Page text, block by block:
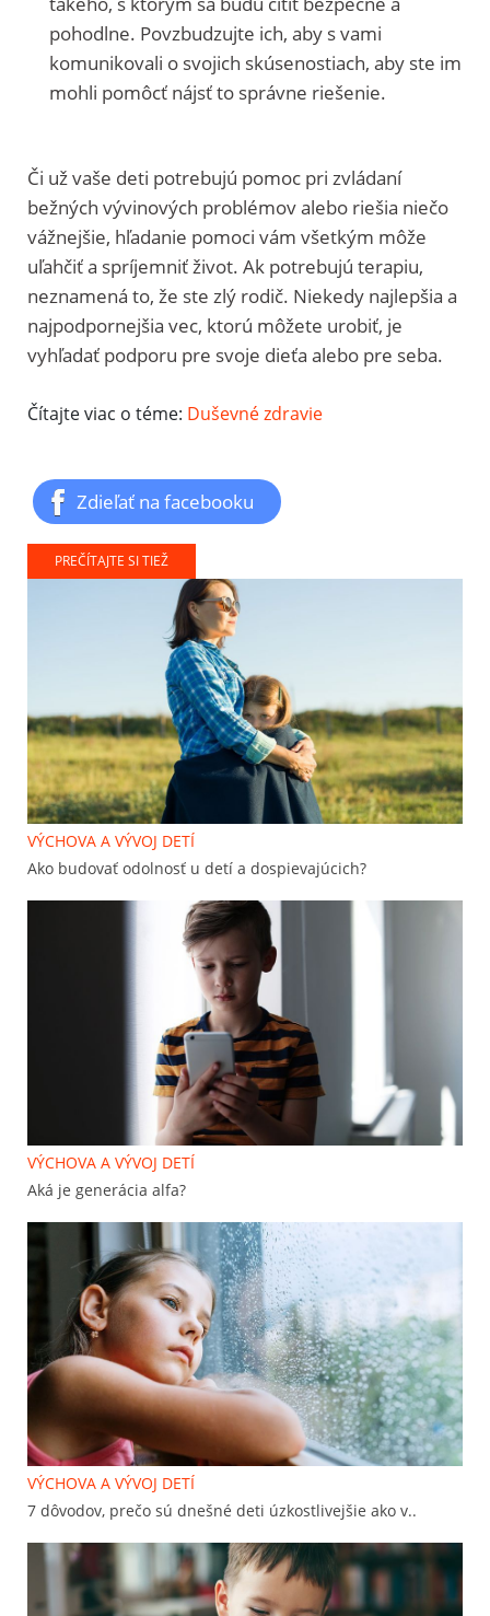
pohodlne. Povzbudzujte ich, aby s vami
komunikovali o svojich skúsenostiach, aby ste im
mohli pomôcť nájsť to správne riešenie.
Či už vaše deti potrebujú pomoc pri zvládaní
bežných vývinových problémov alebo riešia niečo
vážnejšie, hľadanie pomoci vám všetkým môže
uľahčiť a spríjemniť život. Ak potrebujú terapiu,
neznamená to, že ste zlý rodič. Niekedy najlepšia a
najpodpornejšia vec, ktorú môžete urobiť, je
vyhľadať podporu pre svoje dieťa alebo pre seba.
Čítajte viac o téme: Duševné zdravie
Zdieľať na facebooku
PREČÍTAJTE SI TIEŽ
VÝCHOVA A VÝVOJ DETÍ
Ako budovať odolnosť u detí a dospievajúcich?
VÝCHOVA A VÝVOJ DETÍ
Aká je generácia alfa?
VÝCHOVA A VÝVOJ DETÍ
7 dôvodov, prečo sú dnešné deti úzkostlivejšie ako v..